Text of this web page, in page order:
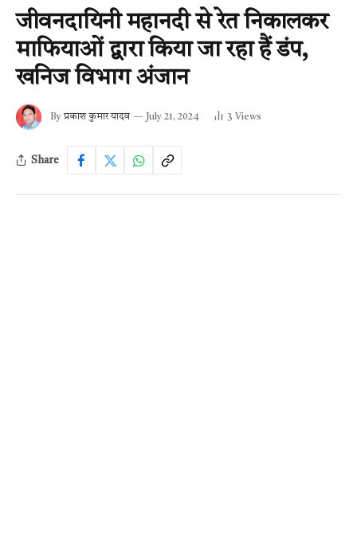
जीवनदायिनी महानदी से रेत निकालकर
माफियाओं द्वारा किया जा रहा हैं डंप,
खनिज विभाग अंजान
By प्रकाश कुमार यादव July 21, 2024 3 Views
Share